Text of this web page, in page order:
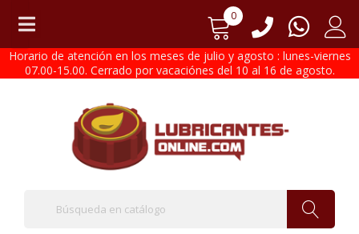
0
Horario de atención en los meses de julio y agosto : lunes-viernes
07.00-15.00. Cerrado por vacaciónes del 10 al 16 de agosto.